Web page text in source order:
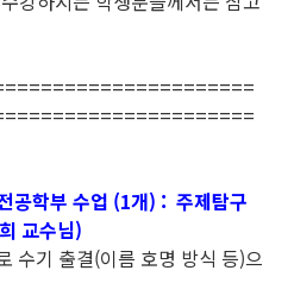
공학부 수업 (1개) : 주제탐구
교수님)
기 출결(이름 호명 방식 등)으